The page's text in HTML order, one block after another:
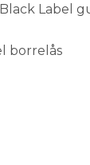
Label
borrelås